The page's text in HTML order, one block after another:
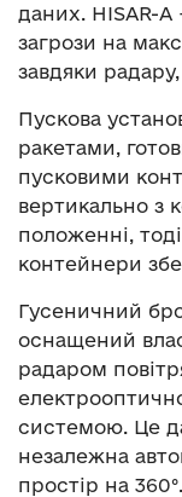
даних. HISAR-A
загрози на
завдяки
Пускова
ракетами,
пусковими
вертикально з
положенні,
контейнери
Гусеничний
оснащений
радаром
системою. Це
незалежна
простір на 360°.